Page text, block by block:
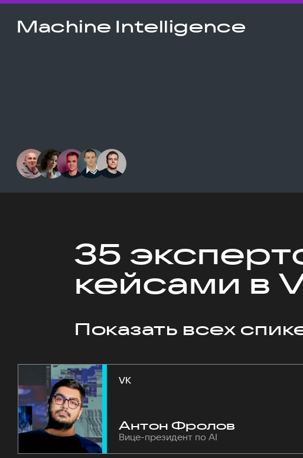
Machine Intelligence
35
кейсами в
Показать всех
VK
Антон Фролов
Вице-президент по AI